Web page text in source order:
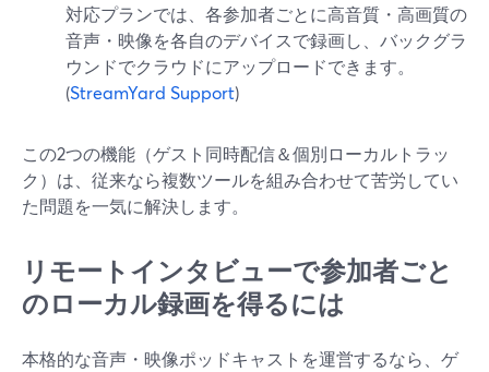
対応プランでは、各参加者ごとに高音質・高画質の
音声・映像を各自のデバイスで録画し、バックグラ
ウンドでクラウドにアップロードできます。
(StreamYard Support)
この2つの機能（ゲスト同時配信＆個別ローカルトラッ
ク）は、従来なら複数ツールを組み合わせて苦労してい
た問題を一気に解決します。
リモートインタビューで参加者ごと
のローカル録画を得るには
本格的な音声・映像ポッドキャストを運営するなら、ゲ